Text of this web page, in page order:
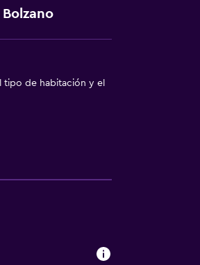
Bolzano
tipo de habitación y el